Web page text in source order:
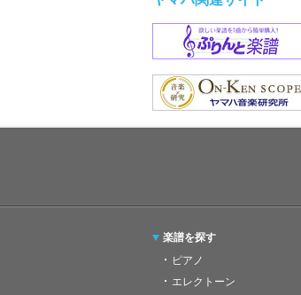
楽譜を探す
ピアノ
エレクトーン